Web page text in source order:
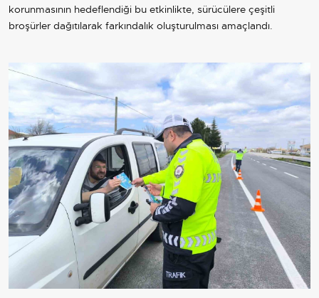
korunmasının hedeflendiği bu etkinlikte, sürücülere çeşitli
broşürler dağıtılarak farkındalık oluşturulması amaçlandı.